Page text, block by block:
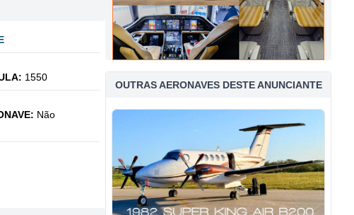
1550
Não
OUTRAS AERONAVES DESTE ANUNCIANTE